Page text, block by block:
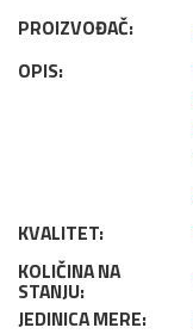
PROIZVOĐAČ:
OPIS:
KVALITET:
KOLIČINA NA
STANJU:
JEDINICA MERE: